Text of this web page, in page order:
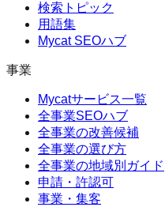
検索トピック
用語集
Mycat SEOハブ
事業
Mycatサービス一覧
全事業SEOハブ
全事業の改善候補
全事業の選び方
全事業の地域別ガイド
申請・許認可
事業・集客